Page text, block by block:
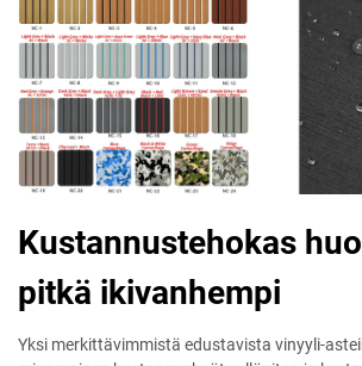
Kustannustehokas
pitkä ikivanhempi
Yksi merkittävimmistä edustavista vinyyli-